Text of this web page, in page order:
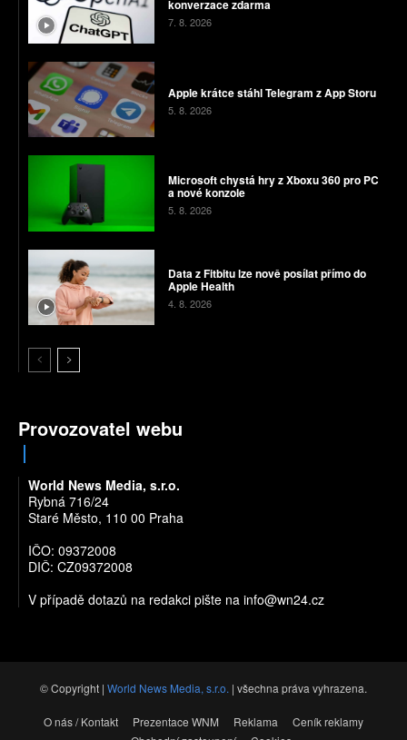
konverzace zdarma
7. 8. 2026
Apple krátce stáhl Telegram z App Storu
5. 8. 2026
Microsoft chystá hry z Xboxu 360 pro PC
a nové konzole
5. 8. 2026
Data z Fitbitu lze nově posílat přímo do
Apple Health
4. 8. 2026
Provozovatel webu
World News Media, s.r.o.
Rybná 716/24
Staré Město, 110 00 Praha
IČO: 09372008
DIČ: CZ09372008
V případě dotazů na redakci pište na info@wn24.cz
© Copyright | World News Media, s.r.o. | všechna práva vyhrazena.
O nás / Kontakt Prezentace WNM Reklama
Ceník reklamy